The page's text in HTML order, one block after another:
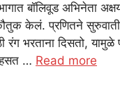
भागात बॉलिवूड अभिनेता
केलं. प्रणितने
रंग भरताना दिसतो,
हसत … Read more